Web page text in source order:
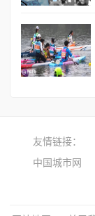
友情链接：
中国城市网